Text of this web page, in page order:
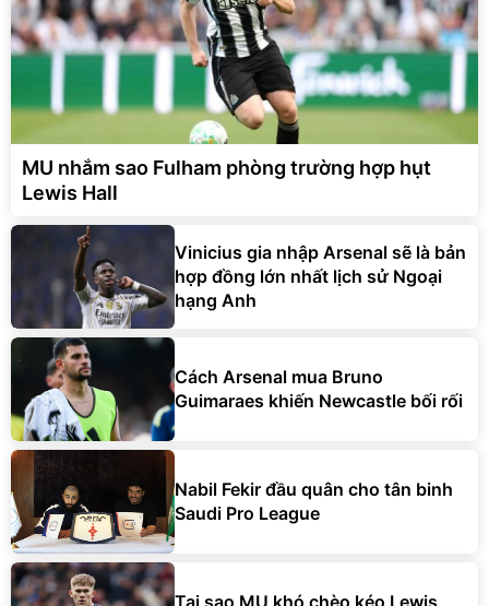
MU nhắm sao Fulham phòng trường hợp hụt
Lewis Hall
Vinicius gia nhập Arsenal sẽ là bản
hợp đồng lớn nhất lịch sử Ngoại
hạng Anh
Cách Arsenal mua Bruno
Guimaraes khiến Newcastle bối rối
Nabil Fekir đầu quân cho tân binh
Saudi Pro League